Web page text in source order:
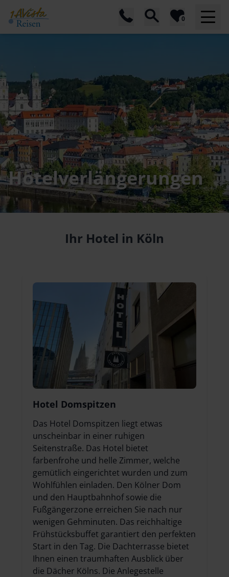
0
Hotelverlängerungen
Ihr Hotel in Köln
Hotel Domspitzen
Das Hotel Domspitzen liegt etwas
unscheinbar in einer ruhigen
Seitenstraße. Das Hotel bietet
farbenfrohe und helle Zimmer, welche
gemütlich eingerichtet wurden und zum
Wohlfühlen einladen. Den Kölner Dom
und den Hauptbahnhof sowie die
Fußgängerzone erreichen Sie nach nur
wenigen Gehminuten. Das reichhaltige
Frühstücksbuffet garantiert den perfekten
Start in den Tag. Die Dachterrasse bietet
Ihnen einen traumhaften Ausblick über
die Dächer Kölns. Die Anlegestelle